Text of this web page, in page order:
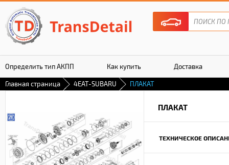
Определить тип АКПП Как купить Доставка
Гарантия
Главная страница 4EAT-SUBARU ПЛАКАТ
ПЛАКАТ
ТЕХНИЧЕСКОЕ